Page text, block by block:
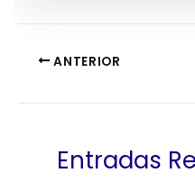
ANTERIOR
Entradas